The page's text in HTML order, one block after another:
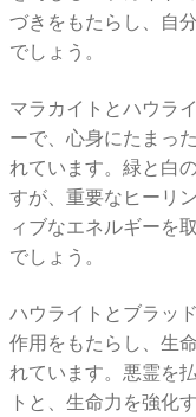
づきをもたらし、自
でしょう。
マラカイトとハウラ
ーで、心身にたまっ
れています。緑と白
すが、重要なヒーリ
ィブなエネルギーを
でしょう。
ハウライトとブラッ
作用をもたらし、生
れています。悪霊を
トと、生命力を強化